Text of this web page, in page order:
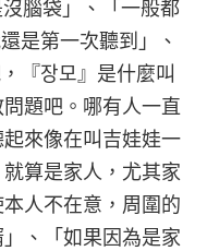
腦袋」、「一般都
是第一次聽到」、
『장모』是什麼叫
題吧。哪有人一直
起來像在叫吉娃娃一
算是家人，尤其家
人不在意，周圍的
、「如果因為是家